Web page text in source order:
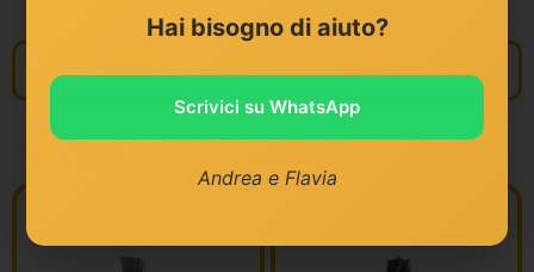
Informazioni
POTREBBE INTERESSARTI
Hai bisogno di aiuto?
Scrivici su WhatsApp
Andrea e Flavia